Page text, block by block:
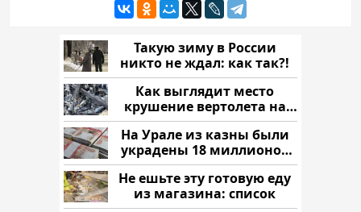
Такую зиму в России
никто не ждал: как так?!
Как выглядит место
крушение вертолета на
Кавказе: смотреть
На Урале из казны были
украдены 18 миллионов
рублей
Не ешьте эту готовую еду
из магазина: список